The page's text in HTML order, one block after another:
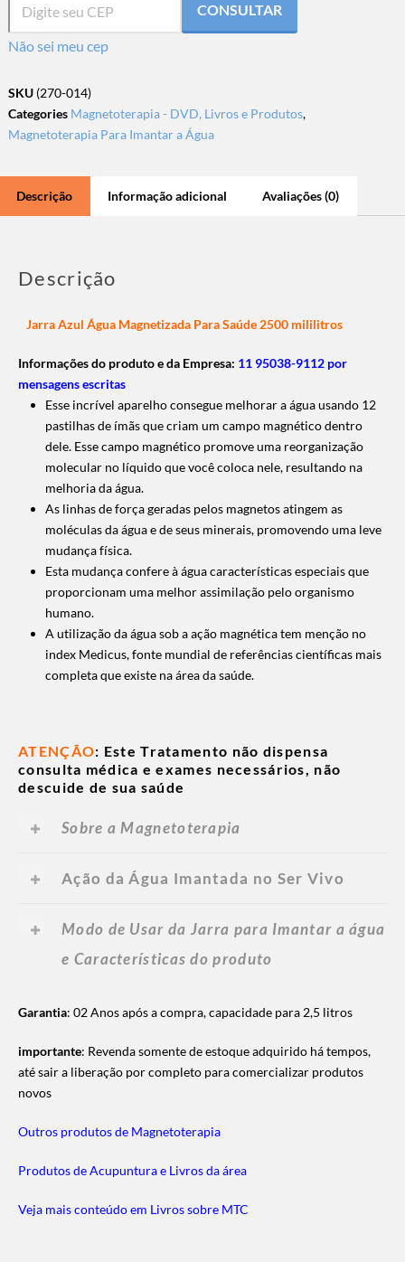
CONSULTAR
Não sei meu cep
SKU (270-014)
Categories Magnetoterapia - DVD, Livros e Produtos,
Magnetoterapia Para Imantar a Água
Descrição Informação adicional Avaliações (0)
Descrição
Jarra Azul Água Magnetizada Para Saúde 2500 mililitros
Informações do produto e da Empresa: 11 95038-9112 por
mensagens escritas
Esse incrível aparelho consegue melhorar a água usando 12
pastilhas de ímãs que criam um campo magnético dentro
dele. Esse campo magnético promove uma reorganização
molecular no líquido que você coloca nele, resultando na
melhoria da água.
As linhas de força geradas pelos magnetos atingem as
moléculas da água e de seus minerais, promovendo uma leve
mudança física.
Esta mudança confere à água características especiais que
proporcionam uma melhor assimilação pelo organismo
humano.
A utilização da água sob a ação magnética tem menção no
index Medicus, fonte mundial de referências científicas mais
completa que existe na área da saúde.
ATENÇÃO: Este Tratamento não dispensa
consulta médica e exames necessários, não
descuide de sua saúde
Sobre a Magnetoterapia
Ação da Água Imantada no Ser Vivo
Modo de Usar da Jarra para Imantar a água
e Características do produto
Garantia: 02 Anos após a compra, capacidade para 2,5 litros
importante: Revenda somente de estoque adquirido há tempos,
até sair a liberação por completo para comercializar produtos
novos
Outros produtos de Magnetoterapia
Produtos de Acupuntura e Livros da área
Veja mais conteúdo em Livros sobre MTC